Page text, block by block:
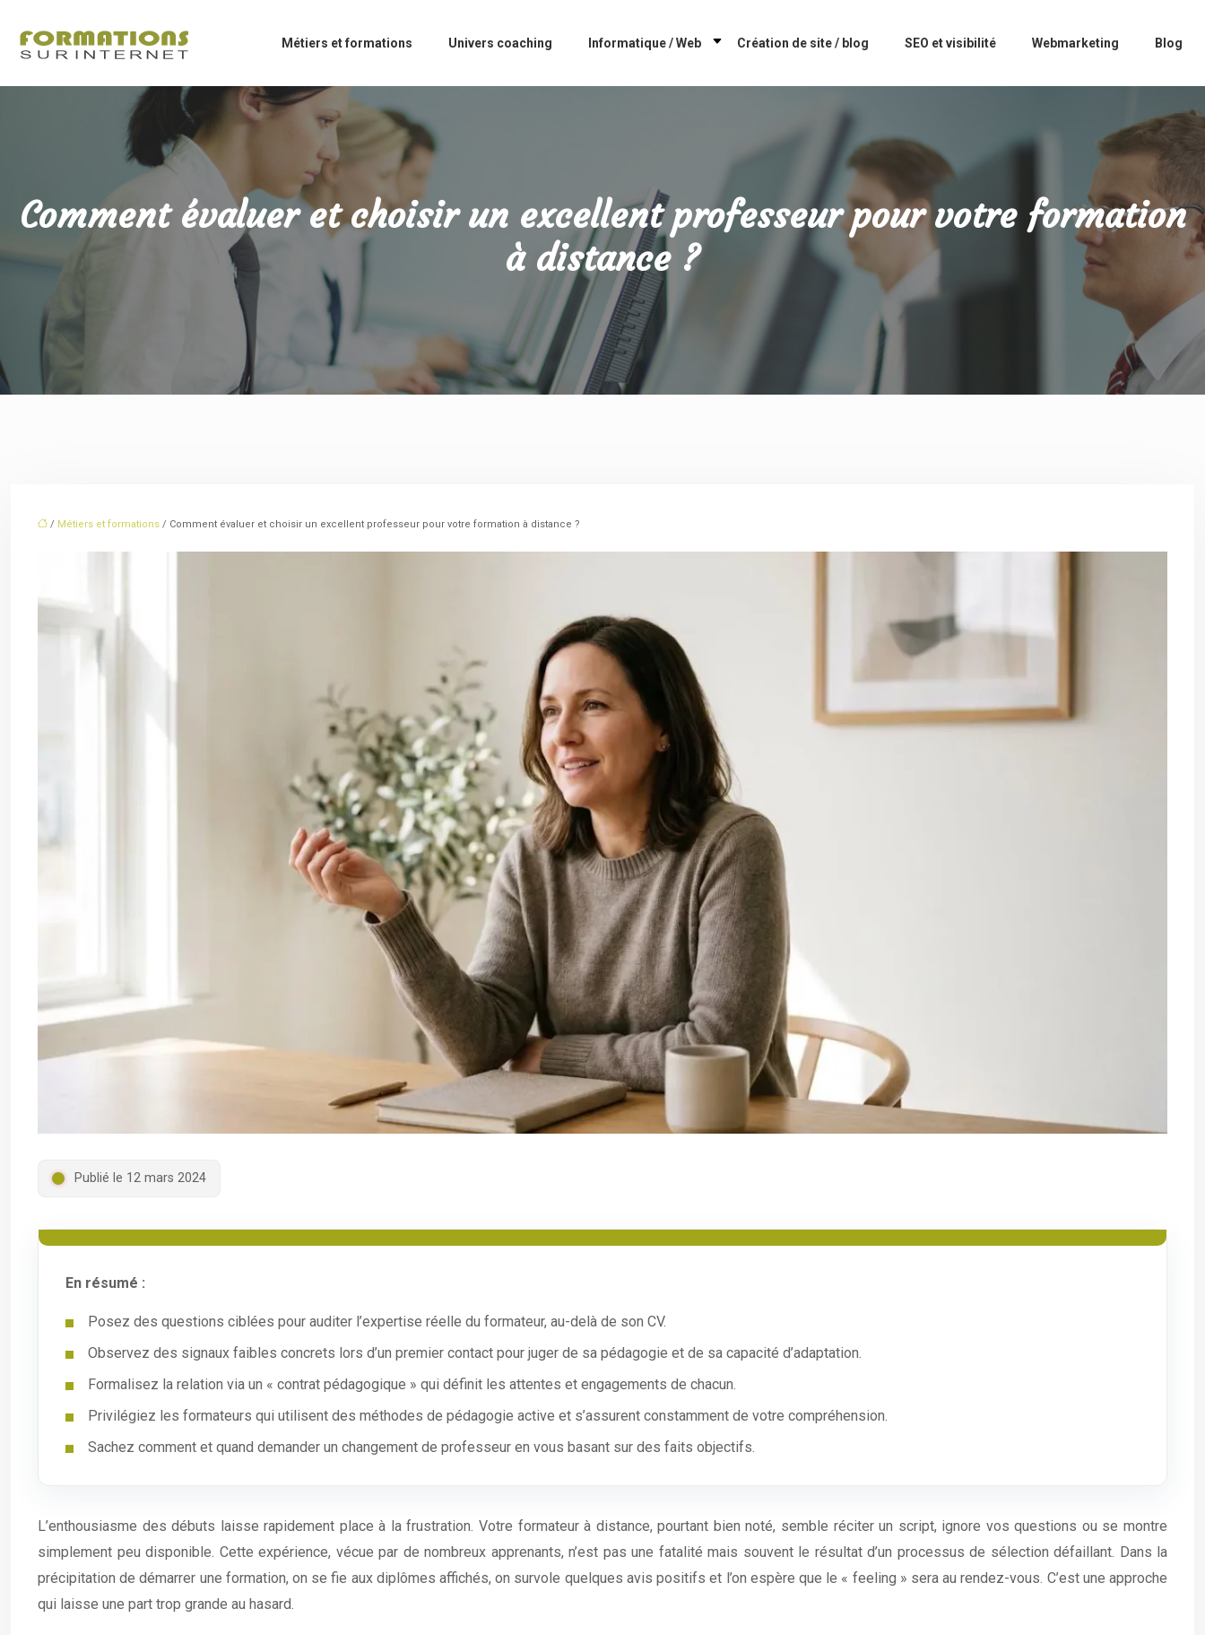
Métiers et formations Univers coaching Informatique / Web Création de site / blog SEO et visibilité Webmarketing Blog
Comment évaluer et choisir un excellent professeur pour votre formation
à distance ?
/ Métiers et formations / Comment évaluer et choisir un excellent professeur pour votre formation à distance ?
Publié le 12 mars 2024
En résumé :
Posez des questions ciblées pour auditer l’expertise réelle du formateur, au-delà de son CV.
Observez des signaux faibles concrets lors d’un premier contact pour juger de sa pédagogie et de sa capacité d’adaptation.
Formalisez la relation via un « contrat pédagogique » qui définit les attentes et engagements de chacun.
Privilégiez les formateurs qui utilisent des méthodes de pédagogie active et s’assurent constamment de votre compréhension.
Sachez comment et quand demander un changement de professeur en vous basant sur des faits objectifs.
L’enthousiasme des débuts laisse rapidement place à la frustration. Votre formateur à distance, pourtant bien noté, semble réciter un script, ignore vos questions ou se montre
simplement peu disponible. Cette expérience, vécue par de nombreux apprenants, n’est pas une fatalité mais souvent le résultat d’un processus de sélection défaillant. Dans la
précipitation de démarrer une formation, on se fie aux diplômes affichés, on survole quelques avis positifs et l’on espère que le « feeling » sera au rendez-vous. C’est une approche
qui laisse une part trop grande au hasard.